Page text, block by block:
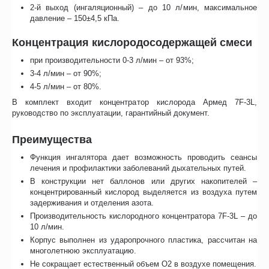
2-й выход (ингаляционный) – до 10 л/мин, максимальное
давление – 150±4,5 кПа.
Концентрация кислородосодержащей смеси
при производительности 0-3 л/мин – от 93%;
3-4 л/мин – от 90%;
4-5 л/мин – от 80%.
В комплект входит концентратор кислорода Армед 7F-3L,
руководство по эксплуатации, гарантийный документ.
Преимущества
Функция ингалятора дает возможность проводить сеансы
лечения и профилактики заболеваний дыхательных путей.
В конструкции нет баллонов или других накопителей –
концентрированный кислород выделяется из воздуха путем
задерживания и отделения азота.
Производительность кислородного концентратора 7F-3L – до
10 л/мин.
Корпус выполнен из ударопрочного пластика, рассчитан на
многолетнюю эксплуатацию.
Не сокращает естественный объем O2 в воздухе помещения.